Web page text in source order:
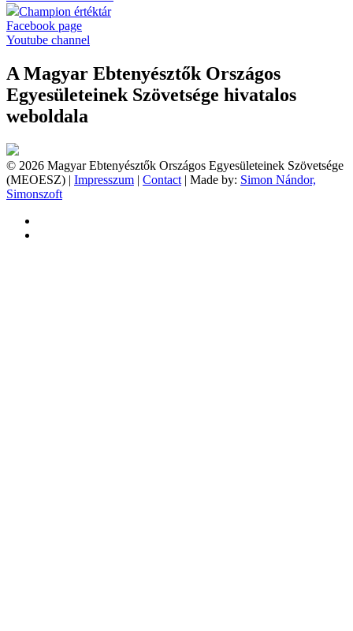
Champion értéktár
Facebook page
Youtube channel
A Magyar Ebtenyésztők Országos
Egyesületeinek Szövetsége hivatalos
weboldala
© 2026 Magyar Ebtenyésztők Országos Egyesületeinek Szövetsége
(MEOESZ) | Impresszum | Contact | Made by: Simon Nándor,
Simonszoft